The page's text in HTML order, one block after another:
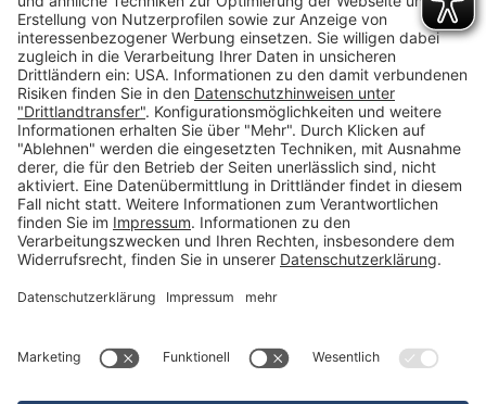
Kategorien
Betriebsorganisation (52)
Schlüsselorganisation (140)
Reifenorganisation (35)
Werkstattorganisation (166)
Preisauszeichnung und Preisdisplays (35)
Formulare KFZ und Werkstatt (34)
Kennzeichenhalter (49)
KFZ-Verkauf und KFZ-Präsentation (19)
Aussenwerbung (47)
Prospektpräsentation, Infosysteme (29)
Werbeartikel und Give-Aways (212)
SALES OFF (14)
Ausgezeichnet